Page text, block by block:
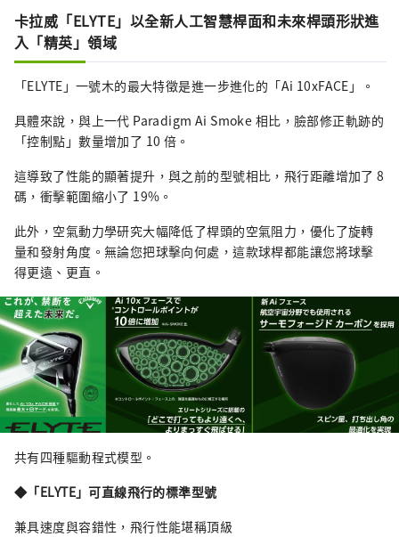
求。
卡拉威「ELYTE」以全新人工智慧桿面和未來桿頭形狀進
入「精英」領域
「ELYTE」一號木的最大特徵是進一步進化的「Ai 10xFACE」。
具體來說，與上一代 Paradigm Ai Smoke 相比，臉部修正軌跡的
「控制點」數量增加了 10 倍。
這導致了性能的顯著提升，與之前的型號相比，飛行距離增加了 8
碼，衝擊範圍縮小了 19%。
此外，空氣動力學研究大幅降低了桿頭的空氣阻力，優化了旋轉
量和發射角度。無論您把球擊向何處，這款球桿都能讓您將球擊
得更遠、更直。
共有四種驅動程式模型。
◆「ELYTE」可直線飛行的標準型號
兼具速度與容錯性，飛行性能堪稱頂級